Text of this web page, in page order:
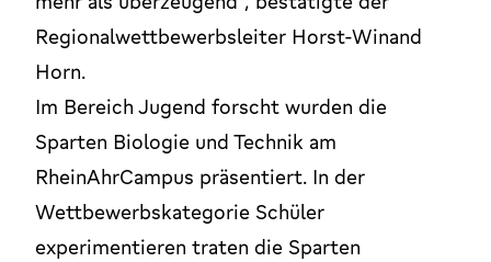
Regionalwettbewerbsleiter Horst-Winand
Horn.
Im Bereich Jugend forscht wurden die
Sparten Biologie und Technik am
RheinAhrCampus präsentiert. In der
Wettbewerbskategorie Schüler
experimentieren traten die Sparten